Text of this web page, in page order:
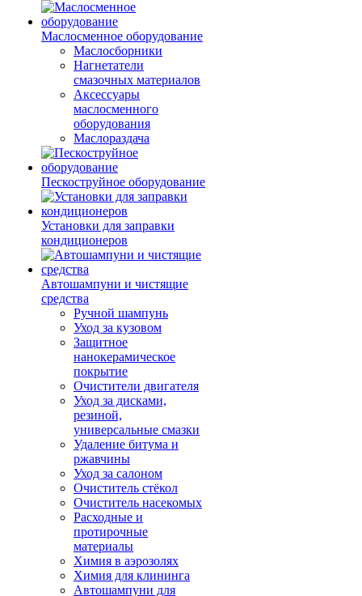
Маслосменное оборудование
Маслосборники
Нагнетатели
смазочных материалов
Аксессуары
маслосменного
оборудования
Маслораздача
Пескоструйное оборудование
Установки для заправки
кондиционеров
Автошампуни и чистящие
средства
Ручной шампунь
Уход за кузовом
Защитное
нанокерамическое
покрытие
Очистители двигателя
Уход за дисками,
резиной,
универсальные смазки
Удаление битума и
ржавчины
Уход за салоном
Очиститель стёкол
Очиститель насекомых
Расходные и
протирочные
материалы
Химия в аэрозолях
Химия для клининга
Автошампуни для